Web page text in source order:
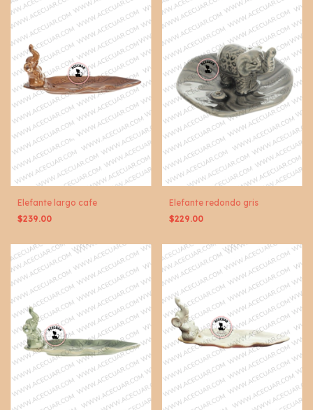
Elefante largo cafe
$239.00
Elefante redondo gris
$229.00